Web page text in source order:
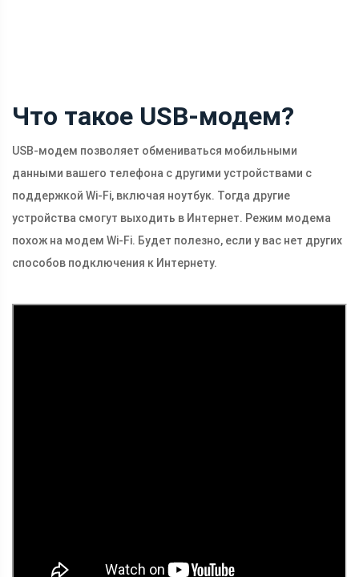
Что такое USB-модем?
USB-модем позволяет обмениваться мобильными
данными вашего телефона с другими устройствами с
поддержкой Wi-Fi, включая ноутбук. Тогда другие
устройства смогут выходить в Интернет. Режим модема
похож на модем Wi-Fi. Будет полезно, если у вас нет других
способов подключения к Интернету.